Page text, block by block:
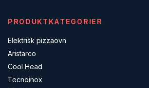
PRODUKTKATEGORIER
Elektrisk pizzaovn
Aristarco
Cool Head
Tecnoinox